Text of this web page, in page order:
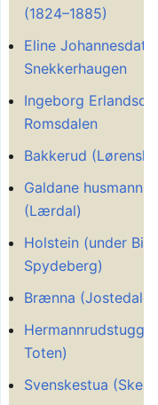
(1824–1885)
Eline
Snekkerhaugen
Ingeborg
Romsdalen
Bakkerud
Galdane
(Lærdal)
Holstein (under
Spydeberg)
Brænna
Toten)
Svenskestua